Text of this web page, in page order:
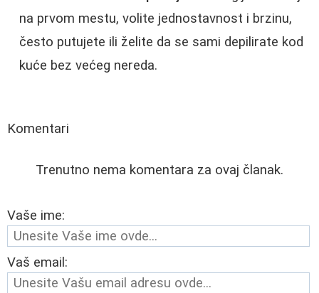
na prvom mestu, volite jednostavnost i brzinu,
često putujete ili želite da se sami depilirate kod
kuće bez većeg nereda.
Komentari
Trenutno nema komentara za ovaj članak.
Vaše ime:
Vaš email: